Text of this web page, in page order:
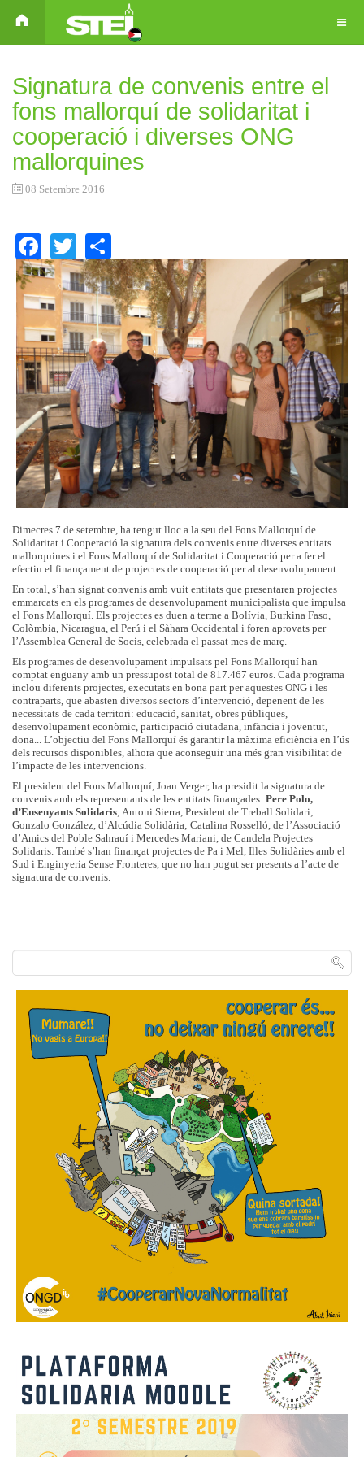
Signatura de convenis entre el
fons mallorquí de solidaritat i
cooperació i diverses ONG
mallorquines
08 Setembre 2016
Facebook
Twitter
Dimecres 7 de setembre, ha tengut lloc a la seu del Fons Mallorquí de
Solidaritat i Cooperació la signatura dels convenis entre diverses entitats
mallorquines i el Fons Mallorquí de Solidaritat i Cooperació per a fer el
efectiu el finançament de projectes de cooperació per al desenvolupament.
En total, s’han signat convenis amb vuit entitats que presentaren projectes
emmarcats en els programes de desenvolupament municipalista que impulsa
el Fons Mallorquí. Els projectes es duen a terme a Bolívia, Burkina Faso,
Colòmbia, Nicaragua, el Perú i el Sàhara Occidental i foren aprovats per
l’Assemblea General de Socis, celebrada el passat mes de març.
Els programes de desenvolupament impulsats pel Fons Mallorquí han
comptat enguany amb un pressupost total de 817.467 euros. Cada programa
inclou diferents projectes, executats en bona part per aquestes ONG i les
contraparts, que abasten diversos sectors d’intervenció, depenent de les
necessitats de cada territori: educació, sanitat, obres públiques,
desenvolupament econòmic, participació ciutadana, infància i joventut,
dona... L’objectiu del Fons Mallorquí és garantir la màxima eficiència en l’ús
dels recursos disponibles, alhora que aconseguir una més gran visibilitat de
l’impacte de les intervencions.
El president del Fons Mallorquí, Joan Verger, ha presidit la signatura de
convenis amb els representants de les entitats finançades: Pere Polo,
d’Ensenyants Solidaris; Antoni Sierra, President de Treball Solidari;
Gonzalo González, d’Alcúdia Solidària; Catalina Rosselló, de l’Associació
d’Amics del Poble Sahrauí i Mercedes Mariani, de Candela Projectes
Solidaris. També s’han finançat projectes de Pa i Mel, Illes Solidàries amb el
Sud i Enginyeria Sense Fronteres, que no han pogut ser presents a l’acte de
signatura de convenis.